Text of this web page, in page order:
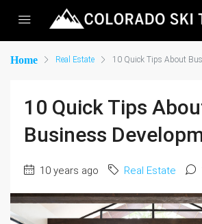
Home Real Estate 10 Quick Tips About
10 Quick Tips
Business
10 years ago Real Estate